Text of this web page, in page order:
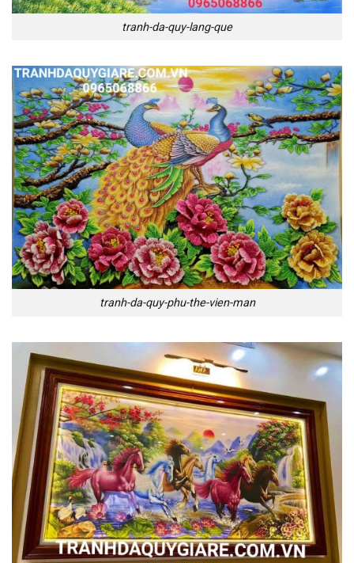
tranh-da-quy-lang-que
tranh-da-quy-phu-the-vien-man